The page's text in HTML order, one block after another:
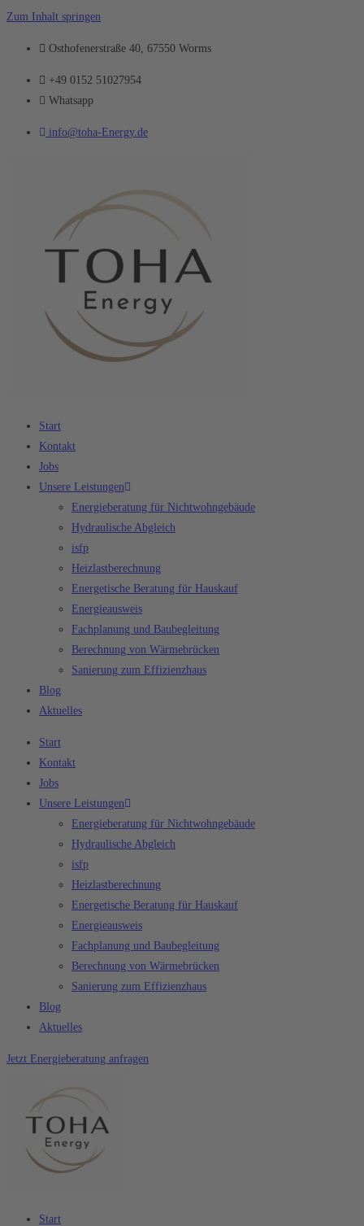
Zum Inhalt springen
Osthofenerstraße 40, 67550 Worms
+49 0152 51027954
Whatsapp
info@toha-Energy.de
Start
Kontakt
Jobs
Unsere Leistungen
Energieberatung für Nichtwohngebäude
Hydraulische Abgleich
isfp
Heizlastberechnung
Energetische Beratung für Hauskauf
Energieausweis
Fachplanung und Baubegleitung
Berechnung von Wärmebrücken
Sanierung zum Effizienzhaus
Blog
Aktuelles
Start
Kontakt
Jobs
Unsere Leistungen
Energieberatung für Nichtwohngebäude
Hydraulische Abgleich
isfp
Heizlastberechnung
Energetische Beratung für Hauskauf
Energieausweis
Fachplanung und Baubegleitung
Berechnung von Wärmebrücken
Sanierung zum Effizienzhaus
Blog
Aktuelles
Jetzt Energieberatung anfragen
Start